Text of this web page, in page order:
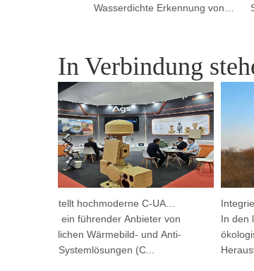
Wasserdichte Erkennung von Handheld Thermal Scope Nachtsicht übertriebene Überwachungskamera
In Verbindung
Argutec stellt hochmoderne C-UAS und Wärmetechnik in Kuala Lumpur vor
Argustec, ein führender Anbieter von
fortschrittlichen Wärmebild- und Anti-
Drohnen-Systemlösungen (C...
In den